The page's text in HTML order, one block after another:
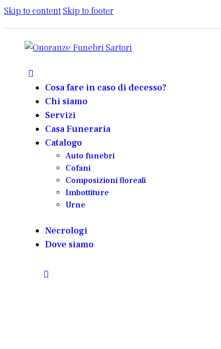
Skip to contentSkip to footer
Cosa fare in caso di decesso?
Chi siamo
Servizi
Casa Funeraria
Catalogo
Auto funebri
Cofani
Composizioni floreali
Imbottiture
Urne
Necrologi
Dove siamo